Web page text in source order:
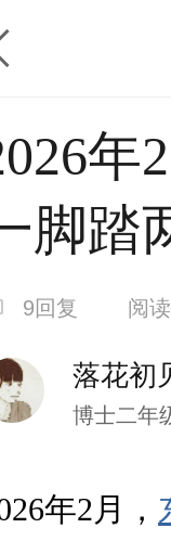
年
脚踏
9回复 阅
落花初
博士二年
年2月，